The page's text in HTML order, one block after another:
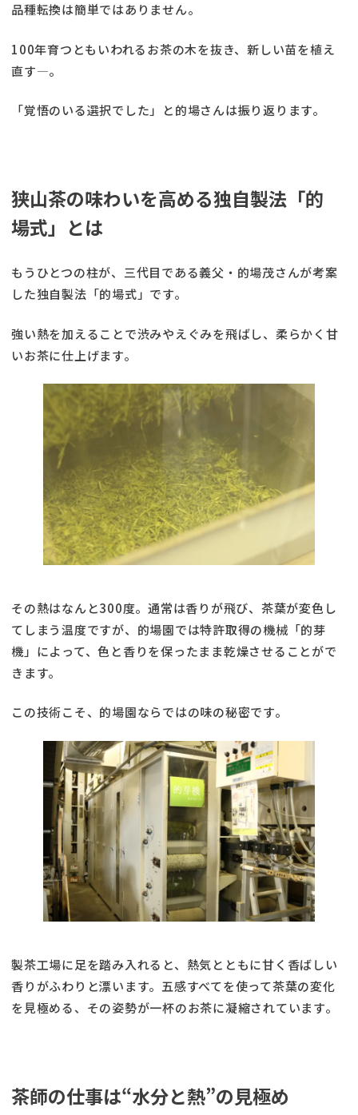
品種転換は簡単ではありません。
100年育つともいわれるお茶の木を抜き、新しい苗を植え
直す—。
「覚悟のいる選択でした」と的場さんは振り返ります。
狭山茶の味わいを高める独自製法「的
場式」とは
もうひとつの柱が、三代目である義父・的場茂さんが考案
した独自製法「的場式」です。
強い熱を加えることで渋みやえぐみを飛ばし、柔らかく甘
いお茶に仕上げます。
その熱はなんと300度。通常は香りが飛び、茶葉が変色し
てしまう温度ですが、的場園では特許取得の機械「的芽
機」によって、色と香りを保ったまま乾燥させることがで
きます。
この技術こそ、的場園ならではの味の秘密です。
製茶工場に足を踏み入れると、熱気とともに甘く香ばしい
香りがふわりと漂います。五感すべてを使って茶葉の変化
を見極める、その姿勢が一杯のお茶に凝縮されています。
茶師の仕事は“水分と熱”の見極め